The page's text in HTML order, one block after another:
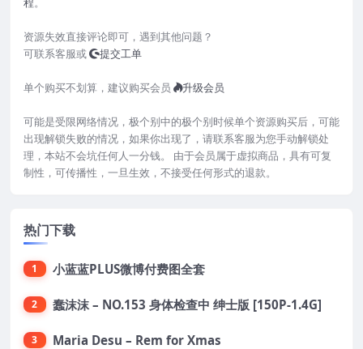
资源失效直接评论即可，遇到其他问题？
可联系客服或
提交工单
单个购买不划算，建议购买会员 升级会员
可能是受限网络情况，极个别中的极个别时候单个资源购买后，可能
出现解锁失败的情况，如果你出现了，请联系客服为您手动解锁处
理，本站不会坑任何人一分钱。 由于会员属于虚拟商品，具有可复
制性，可传播性，一旦生效，不接受任何形式的退款。
热门下载
1 小蓝蓝PLUS微博付费图全套
2 蠢沫沫 – NO.153 身体检查中 绅士版 [150P-1.4G]
3 Maria Desu – Rem for Xmas